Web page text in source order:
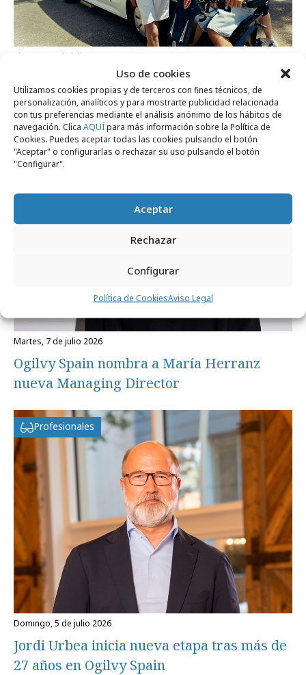
Uso de cookies
Utilizamos cookies propias y de terceros con fines técnicos, de
personalización, analíticos y para mostrarte publicidad relacionada
con tus preferencias mediante el análisis anónimo de los hábitos de
navegación. Clica AQUÍpara más información sobre la Política de
Cookies. Puedes aceptar todas las cookies pulsando el botón
"Aceptar" o configurarlas o rechazar su uso pulsando el botón
"Configurar".
Aceptar
Rechazar
Configurar
Política de CookiesAviso Legal
viernes, 17 de julio 2026
Volkswagen adapta una furgo para El
Langui y su banda
Agencias
martes, 7 de julio 2026
Ogilvy Spain nombra a María Herranz
nueva Managing Director
Profesionales
domingo, 5 de julio 2026
Jordi Urbea inicia nueva etapa tras más de
27 años en Ogilvy Spain